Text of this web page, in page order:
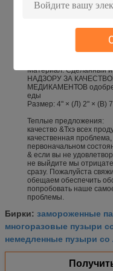
останется безопасной
Держите эти пузыри со
держать вашу
пор пока вы не будете
Мы умеем как оно
позаботиться о
Материал:
НАДЗОРУ ЗА
МЕДИКАМЕНТОВ
еды
Размер: 4" × (Л) 2" × (В)
Теплые предложения:
качество &Тхэ всех
качественная
первоначальном
& если вы не
не выйдите мы
сразу. Пожалуйста
обещаем обеспечить
попробовать наше
проблемы.
Бирки: замороженные
многоразовые пузыри
немедленные пузыри